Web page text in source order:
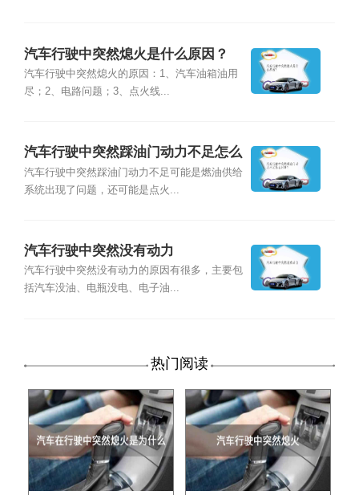
汽车行驶中突然熄火是什么原因？
汽车行驶中突然熄火的原因：1、汽车油箱油用
尽；2、电路问题；3、点火线...
汽车行驶中突然踩油门动力不足怎么
回事？
汽车行驶中突然踩油门动力不足可能是燃油供给
系统出现了问题，还可能是点火...
汽车行驶中突然没有动力
汽车行驶中突然没有动力的原因有很多，主要包
括汽车没油、电瓶没电、电子油...
热门阅读